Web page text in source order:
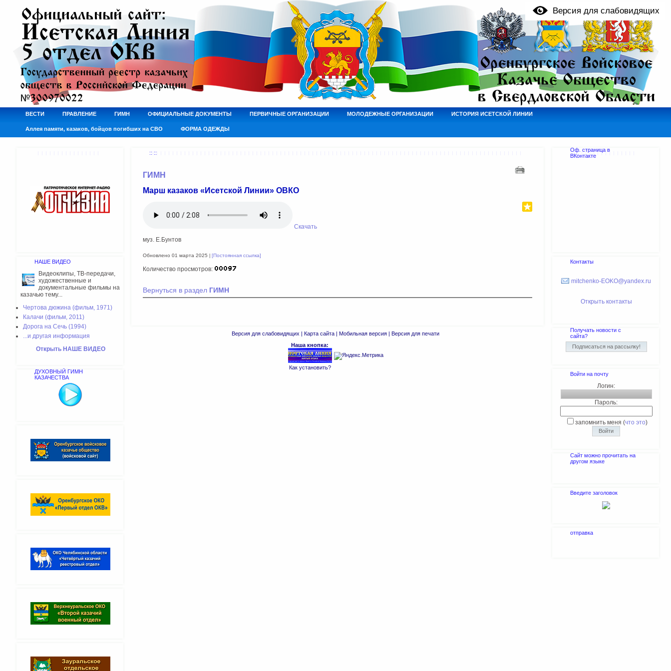
Версия для слабовидящих
ВЕСТИ ПРАВЛЕНИЕ ГИМН ОФИЦИАЛЬНЫЕ ДОКУМЕНТЫ ПЕРВИЧНЫЕ ОРГАНИЗАЦИИ МОЛОДЕЖНЫЕ ОРГАНИЗАЦИИ ИСТОРИЯ ИСЕТСКОЙ ЛИНИИ
Аллея памяти, казаков, бойцов погибших на СВО ФОРМА ОДЕЖДЫ
НАШЕ ВИДЕО
Видеоклипы, ТВ-передачи,
художественные и
документальные фильмы на
казачью тему...
Чертова дюжина (фильм, 1971)
Калачи (фильм, 2011)
Дорога на Сечь (1994)
...и другая информация
Открыть НАШЕ ВИДЕО
ДУХОВНЫЙ ГИМН
КАЗАЧЕСТВА
:: ::
ГИМН
Марш казаков «Исетской Линии» ОВКО
Скачать
муз. Е.Бунтов
Обновлено 01 марта 2025 [Постоянная ссылка]
Количество просмотров:
Вернуться в раздел ГИМН
Версия для слабовидящих | Карта сайта | Мобильная версия | Версия для печати
Наша кнопка:
Как установить?
Оф. страница в
ВКонтакте
Контакты
mitchenko-EOKO@yandex.ru
Открыть контакты
Получать новости с
сайта?
Войти на почту
Логин:
Пароль:
запомнить меня (что это)
Сайт можно прочитать на
другом языке
Введите заголовок
отправка